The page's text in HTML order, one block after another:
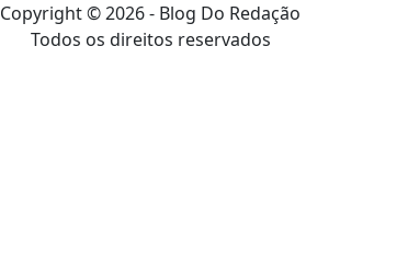
Copyright © 2026 - Blog Do Redação
Todos os direitos reservados